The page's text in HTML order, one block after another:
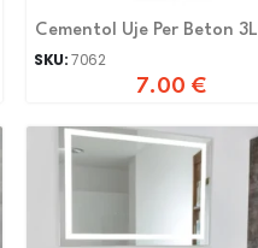
Cementol Uje Per Beton 3L
SKU:7062
7.00 €